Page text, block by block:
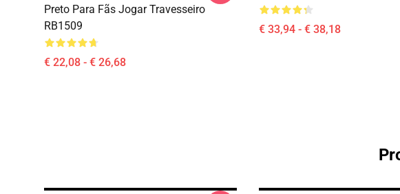
Preto Para Fãs Jogar Travesseiro
RB1509
€ 22,08 - € 26,68
€ 33,94 - € 38,18